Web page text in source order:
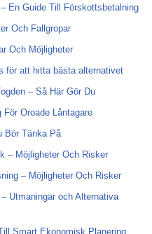
En Guide Till Förskottsbetalning
Och Fallgropar
Och Möjligheter
för att hitta bästa alternativet
– Så Här Gör Du
För Oroade Låntagare
Bör Tänka På
– Möjligheter Och Risker
– Möjligheter Och Risker
Utmaningar och Alternativa
Smart Ekonomisk Planering